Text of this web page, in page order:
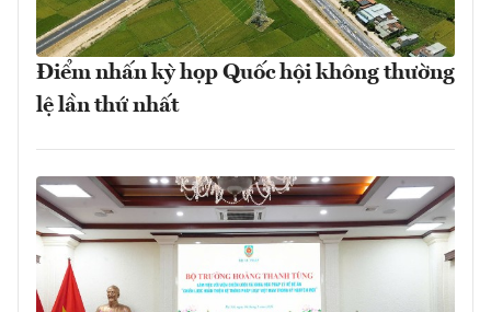
Điểm nhấn kỳ họp Quốc hội không thường
lệ lần thứ nhất